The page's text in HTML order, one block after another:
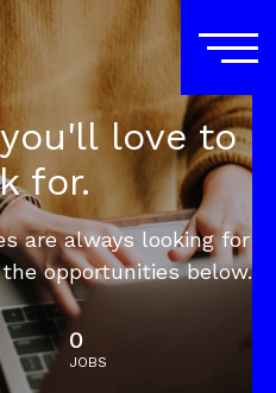
love to
for.
are always looking for
opportunities below.
0
JOBS